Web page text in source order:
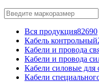
Вся продукция82690
Кабель контрольный
Кабели и провода
Кабели и провода
Кабели силовые для
Кабели